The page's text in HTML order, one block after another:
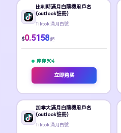
比利時滿月白隨機用戶名
(outlook註冊)
Tiktok 滿月白號
$0.5158 起
库存 904
立即购买
加拿大滿月白隨機用戶名
(outlook註冊)
Tiktok 滿月白號